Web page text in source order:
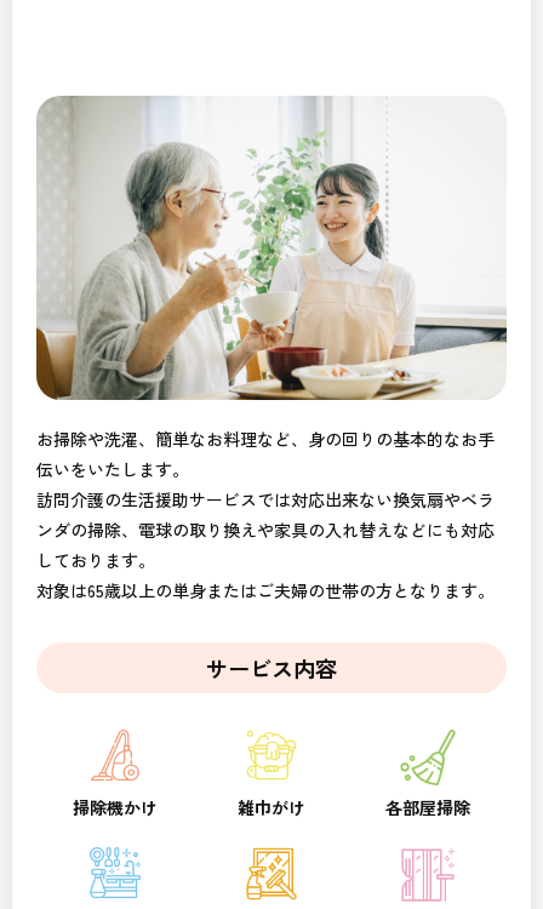
お掃除や洗濯、簡単なお料理など、身の回りの基本的なお手
伝いをいたします。
訪問介護の生活援助サービスでは対応出来ない換気扇やベラ
ンダの掃除、電球の取り換えや家具の入れ替えなどにも対応
しております。
対象は65歳以上の単身またはご夫婦の世帯の方となります。
サービス内容
掃除機かけ 雑巾がけ 各部屋掃除